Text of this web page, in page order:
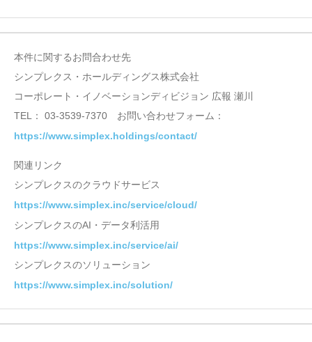
本件に関するお問合わせ先
シンプレクス・ホールディングス株式会社
コーポレート・イノベーションディビジョン 広報 瀬川
TEL： 03-3539-7370 お問い合わせフォーム：
https://www.simplex.holdings/contact/
関連リンク
シンプレクスのクラウドサービス
https://www.simplex.inc/service/cloud/
シンプレクスのAI・データ利活用
https://www.simplex.inc/service/ai/
シンプレクスのソリューション
https://www.simplex.inc/solution/